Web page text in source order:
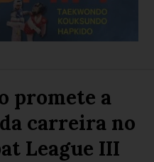
promete a
carreira no
League III